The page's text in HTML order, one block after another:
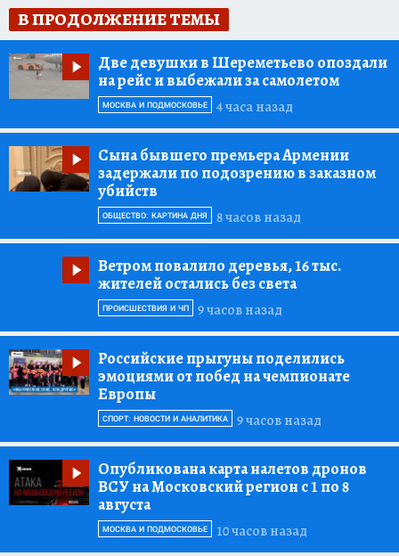
В ПРОДОЛЖЕНИЕ ТЕМЫ
Две девушки в Шереметьево опоздали
на рейс и выбежали за самолетом
4 часа назад
МОСКВА И ПОДМОСКОВЬЕ
Сына бывшего премьера Армении
задержали по подозрению в заказном
убийств
8 часов назад
ОБЩЕСТВО: КАРТИНА ДНЯ
Ветром повалило деревья, 16 тыс.
жителей остались без света
9 часов назад
ПРОИСШЕСТВИЯ И ЧП
Российские прыгуны поделились
эмоциями от побед на чемпионате
Европы
9 часов назад
СПОРТ: НОВОСТИ И АНАЛИТИКА
Опубликована карта налетов дронов
ВСУ на Московский регион с 1 по 8
августа
10 часов назад
МОСКВА И ПОДМОСКОВЬЕ